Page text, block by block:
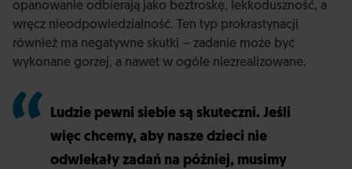
opanowanie odbierają jako beztroskę, lekkoduszność, a
wręcz nieodpowiedzialność. Ten typ prokrastynacji
również ma negatywne skutki – zadanie może być
wykonane gorzej, a nawet w ogóle niezrealizowane.
Ludzie pewni siebie są skuteczni. Jeśli
więc chcemy, aby nasze dzieci nie
odwlekały zadań na później, musimy